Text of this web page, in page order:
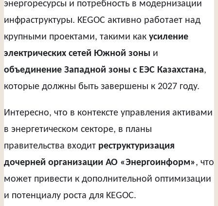
энергоресурсы и потребность в модернизации
инфраструктуры. KEGOC активно работает над
крупными проектами, такими как усиление
электрических сетей Южной зоны и
объединение Западной зоны с ЕЭС Казахстана,
которые должны быть завершены к 2027 году.
Интересно, что в контексте управления активами
в энергетическом секторе, в планы
правительства входит реструктуризация
дочерней организации АО «Энергоинформ», что
может привести к дополнительной оптимизации
и потенциалу роста для KEGOC.